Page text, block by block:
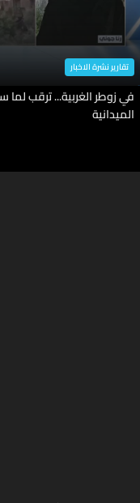
تقارير نشرة الاخبار
في زوطر الغربية... ترقب
الميدانية